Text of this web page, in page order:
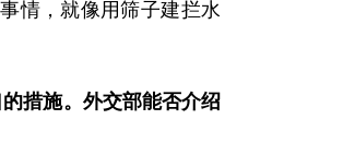
情，就像用筛子建拦水
措施。外交部能否介绍